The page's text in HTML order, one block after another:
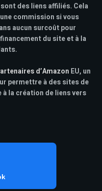
des liens affiliés. Cela
commission si vous
aucun surcoût pour
du site et à la
d’Amazon EU, un
permettre à des sites de
la création de liens vers